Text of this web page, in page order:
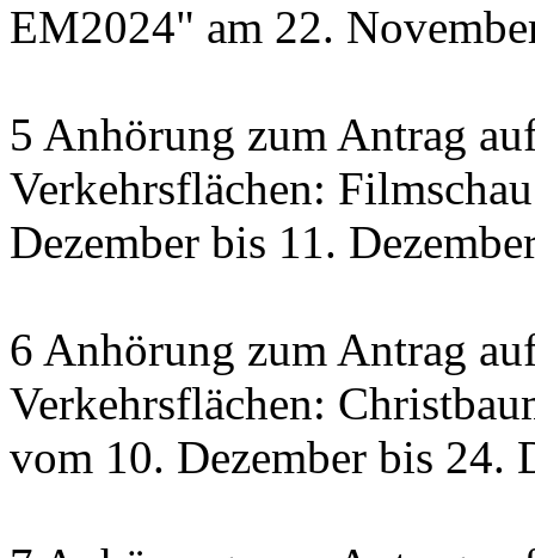
EM2024" am 22.
5 Anhörung zum Antrag
Verkehrsflächen:
Dezember bis 11.
6 Anhörung zum Antrag
Verkehrsflächen:
vom 10. Dezember bis 24.